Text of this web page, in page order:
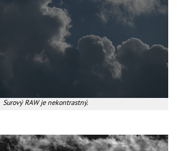
Surový RAW je nekontrastný.